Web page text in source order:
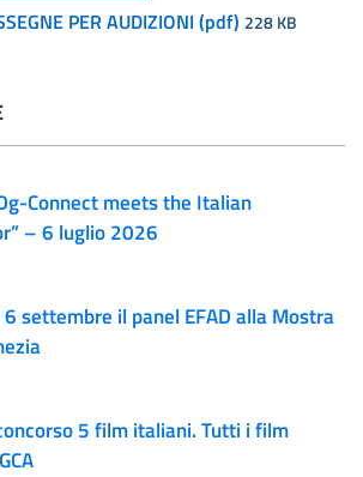
PER AUDIZIONI (pdf) 228 KB
Connect meets the Italian
– 6 luglio 2026
settembre il panel EFAD alla Mostra
5 film italiani. Tutti i film